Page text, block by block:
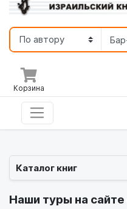
Корзина
Каталог книг
Наши туры на сайте